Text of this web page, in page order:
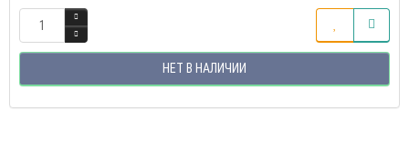
НЕТ В НАЛИЧИИ